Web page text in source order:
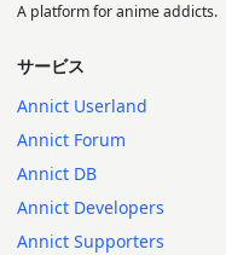
A platform for anime addicts.
サービス
Annict Userland
Annict Forum
Annict DB
Annict Developers
Annict Supporters